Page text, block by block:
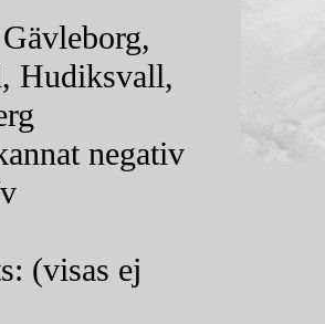
Hudiksvall,
negativ
(visas ej